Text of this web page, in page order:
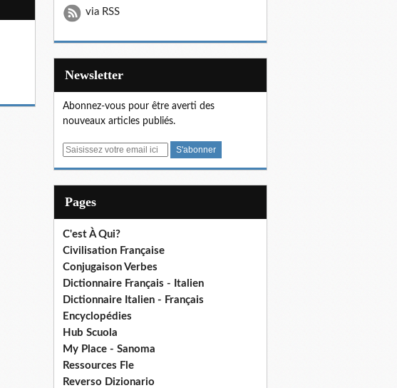
via RSS
Newsletter
Abonnez-vous pour être averti des
nouveaux articles publiés.
E
Pages
C'est À Qui?
Civilisation Française
Conjugaison Verbes
Dictionnaire Français - Italien
Dictionnaire Italien - Français
Encyclopédies
Hub Scuola
My Place - Sanoma
Ressources Fle
Reverso Dizionario